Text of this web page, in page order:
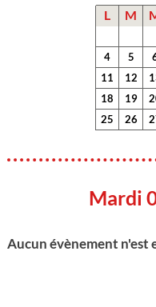
L M
4
5
11
12
18
19
25
26
Mardi
Aucun évènement